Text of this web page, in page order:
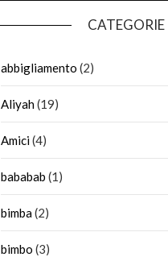
CATEGORIE
abbigliamento (2)
Aliyah(19)
Amici(4)
bababab (1)
bimba(2)
bimbo (3)